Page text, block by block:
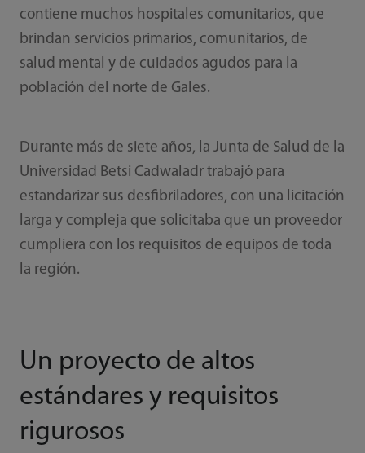
contiene muchos hospitales comunitarios, que
brindan servicios primarios, comunitarios, de
salud mental y de cuidados agudos para la
población del norte de Gales.
Durante más de siete años, la Junta de Salud de la
Universidad Betsi Cadwaladr trabajó para
estandarizar sus desfibriladores, con una licitación
larga y compleja que solicitaba que un proveedor
cumpliera con los requisitos de equipos de toda
la región.
Un proyecto de altos
estándares y requisitos
rigurosos